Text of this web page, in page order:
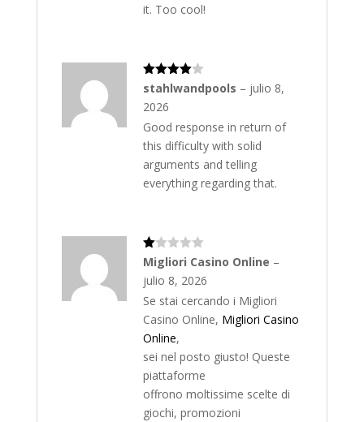
it. Too cool!
Valorado
5
stahlwandpools – julio 8,
2026
Good response in return of
this difficulty with solid
arguments and telling
everything regarding that.
Va
ra
co
n
1
de
Migliori Casino Online –
julio 8, 2026
Se stai cercando i Migliori
Casino Online, Migliori Casino
Online,
sei nel posto giusto! Queste
piattaforme
offrono moltissime scelte di
giochi, promozioni